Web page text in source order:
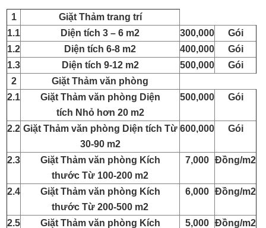
1
Giặt Thảm trang trí
1.1
Diện tích 3 – 6 m2 300,000
Gói
1.2
Diện tích 6-8 m2 400,000
Gói
1.3
Diện tích 9-12 m2 500,000
Gói
2
Giặt Thảm văn phòng
2.1
Giặt Thảm văn phòng Diện
tích Nhỏ hơn 20 m2
500,000 Gói
2.2 Giặt Thảm văn phòng Diện tích Từ
30-90 m2
600,000 Gói
2.3
Giặt Thảm văn phòng Kích
thước Từ 100-200 m2
7,000 Đồng/m2
2.4
Giặt Thảm văn phòng Kích
thước Từ 200-500 m2
6,000 Đồng/m2
2.5
Giặt Thảm văn phòng Kích
5,000 Đồng/m2